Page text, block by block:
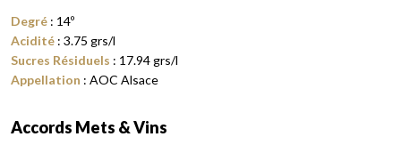
Degré : 14º
Acidité : 3.75 grs/l
Sucres Résiduels : 17.94grs/l
Appellation : AOC Alsace
Accords Mets & Vins